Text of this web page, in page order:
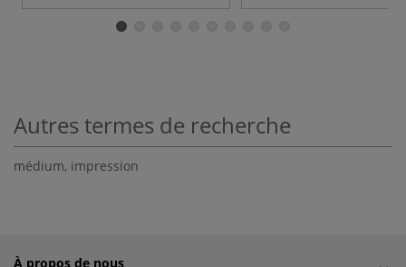
Autres termes de recherche
médium, impression
À propos de nous